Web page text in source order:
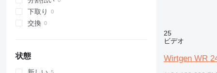
下取り
交換
状態
25
ビデオ
Wirtgen WR